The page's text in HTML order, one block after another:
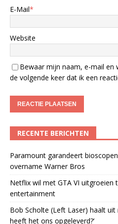
E-Mail*
Website
Bewaar mijn naam, e-mail
de volgende keer dat ik een
RECENTE BERICHTEN
Paramount garandeert
overname Warner Bros
Netflix wil met GTA VI
entertainment
Bob Scholte (Left Laser) haalt uit
heeft het ons opgeleverd?’